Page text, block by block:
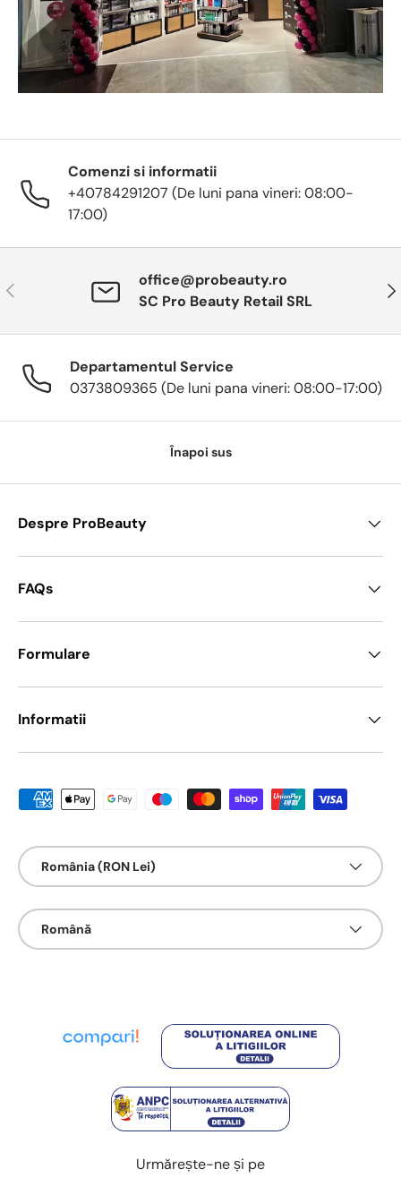
Comenzi si informatii
+40784291207 (De luni pana vineri: 08:00-
17:00)
Anterior
office@probeauty.ro
SC Pro Beauty Retail SRL
Departamentul Service
0373809365 (De luni pana vineri: 08:00-17:00)
Înapoi sus
Despre ProBeauty
FAQs
Formulare
Informatii
Metode de platā acceptate
Țarǎ/Regiune
România (RON Lei)
Limbā
Română
Urmărește-ne și pe